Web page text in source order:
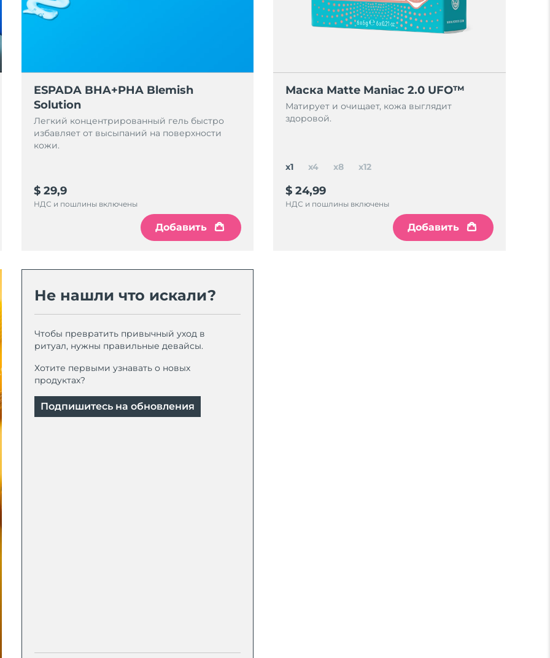
ESPADA BHA+PHA Blemish
Solution
Легкий концентрированный гель быстро
избавляет от высыпаний на поверхности
кожи.
$ 29,9
НДС и пошлины включены
Добавить
Маска Matte Maniac 2.0 UFO™
Матирует и очищает, кожа выглядит
здоровой.
$ 24,99
НДС и пошлины включены
Добавить
x1 x4 x8 x12
Не нашли что искали?
Чтобы превратить привычный уход в
ритуал, нужны правильные девайсы.
Хотите первыми узнавать о новых
продуктах?
Подпишитесь на обновления